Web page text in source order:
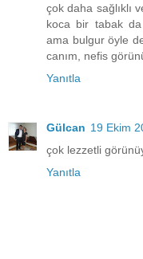
çok daha sağlıklı
koca bir tabak da
ama bulgur öyle
canım, nefis
Yanıtla
Gülcan 19 Ekim
çok lezzetli
Yanıtla